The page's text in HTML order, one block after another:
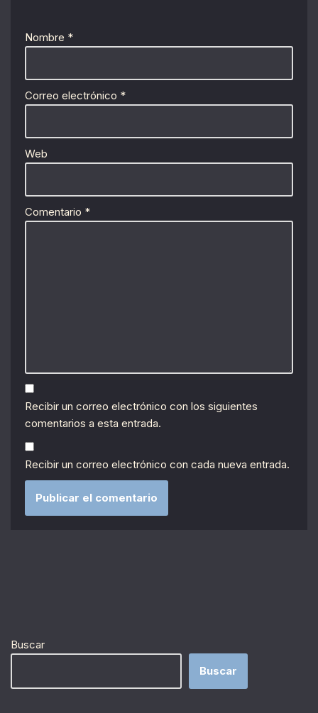
Nombre *
Correo electrónico *
Web
Comentario *
Recibir un correo electrónico con los siguientes
comentarios a esta entrada.
Recibir un correo electrónico con cada nueva entrada.
Buscar
Buscar